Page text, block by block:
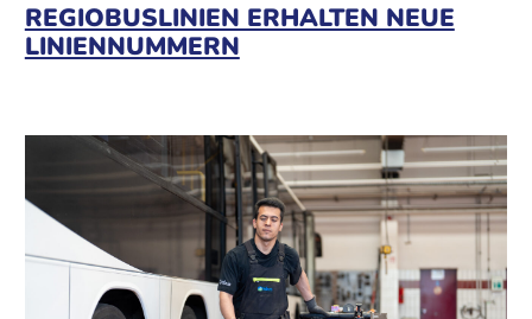
REGIOBUSLINIEN ERHALTEN NEUE
LINIENNUMMERN